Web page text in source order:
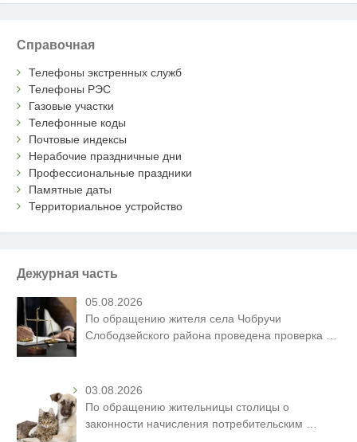
Справочная
Телефоны экстренных служб
Телефоны РЭС
Газовые участки
Телефонные коды
Почтовые индексы
Нерабочие праздничные дни
Профессиональные праздники
Памятные даты
Территориальное устройство
Дежурная часть
05.08.2026
По обращению жителя села Чобручи
Слободзейского района проведена проверка
03.08.2026
По обращению жительницы столицы о
законности начисления потребительским